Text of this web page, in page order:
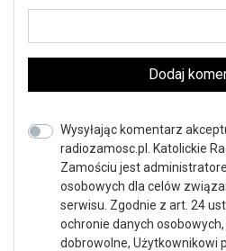
Dodaj
Wysyłając komentarz
radiozamosc.pl. Katolickie
Zamościu jest
osobowych dla celów
serwisu. Zgodnie z art. 24
ochronie danych
dobrowolne, Użytkownikowi